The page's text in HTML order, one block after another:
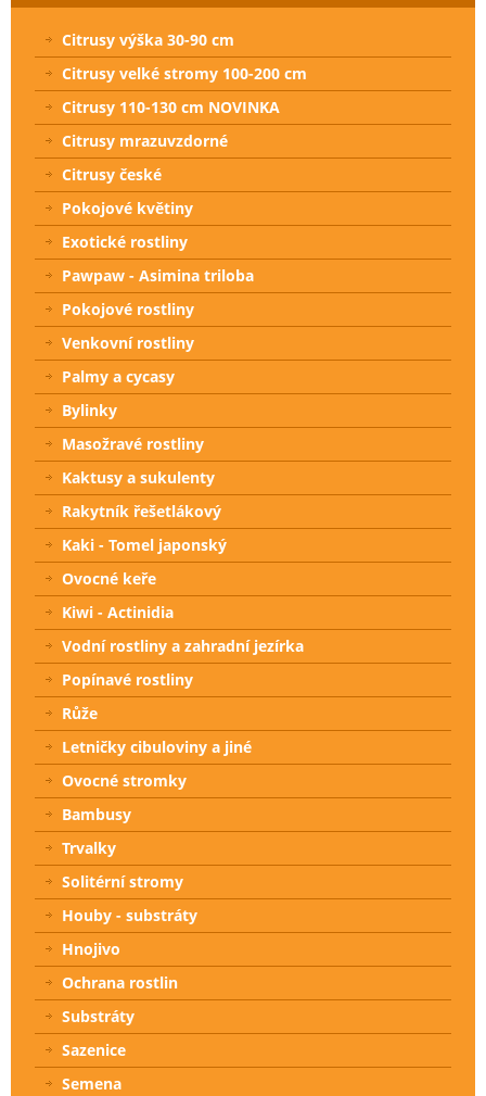
Citrusy výška 30-90 cm
Citrusy velké stromy 100-200 cm
Citrusy 110-130 cm NOVINKA
Citrusy mrazuvzdorné
Citrusy české
Pokojové květiny
Exotické rostliny
Pawpaw - Asimina triloba
Pokojové rostliny
Venkovní rostliny
Palmy a cycasy
Bylinky
Masožravé rostliny
Kaktusy a sukulenty
Rakytník řešetlákový
Kaki - Tomel japonský
Ovocné keře
Kiwi - Actinidia
Vodní rostliny a zahradní jezírka
Popínavé rostliny
Růže
Letničky cibuloviny a jiné
Ovocné stromky
Bambusy
Trvalky
Solitérní stromy
Houby - substráty
Hnojivo
Ochrana rostlin
Substráty
Sazenice
Semena